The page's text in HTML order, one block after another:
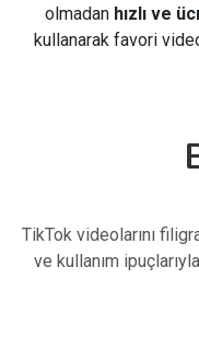
olmadan hızlı ve
kullanarak favori
TikTok videolarını
ve kullanım